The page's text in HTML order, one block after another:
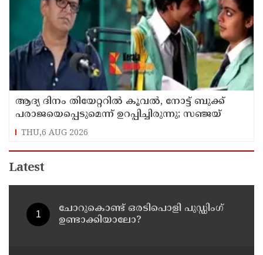
ആദ്യ ദിനം തിയേറ്ററില്‍ കൂവല്‍, നോട്ട് ബുക്ക്
പരാജയെപ്പെടുമെന്ന് ഉറപ്പിച്ചിരുന്നു; സഞ്ജയ്
THU,6 AUG 2026
Latest
ചോറുകൊണ്ട് ഒരടിപൊളി പുഡ്ഡിംഗ്
ഉണ്ടാക്കിയാലോ?